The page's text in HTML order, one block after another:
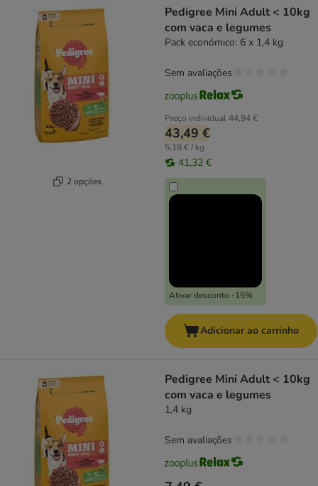
2 opções
Pedigree Mini Adult < 10kg
com vaca e legumes
Pack económico: 6 x 1,4 kg
Preço individual44,94 €
43,49 €
5,18 € / kg
41,32 €
Ativar desconto -15%
Sem avaliações
Adicionar ao carrinho
Pedigree Mini Adult < 10kg
com vaca e legumes
1,4 kg
Sem avaliações